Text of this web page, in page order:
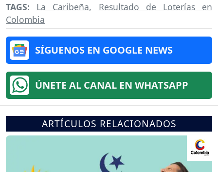
TAGS: La Caribeña, Resultado de Loterías en
Colombia
SÍGUENOS EN GOOGLE NEWS
ÚNETE AL CANAL EN WHATSAPP
ARTÍCULOS RELACIONADOS